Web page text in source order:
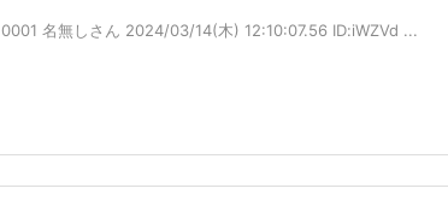
0001 名無しさん 2024/03/14(木) 12:10:07.56 ID:iWZVd ...